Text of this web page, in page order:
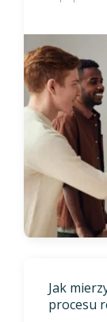
Jak
procesu